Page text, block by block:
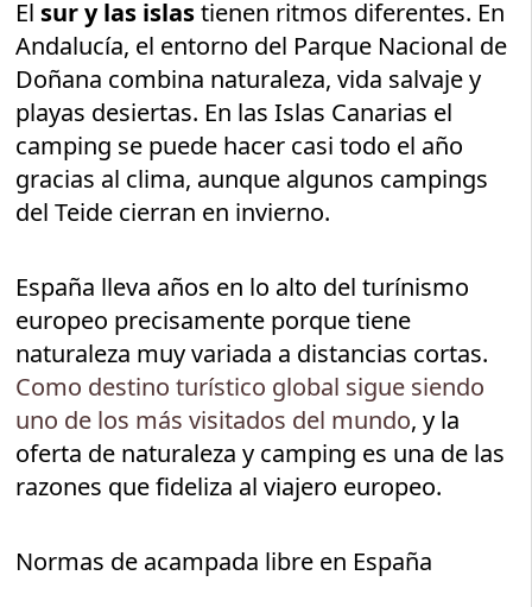
El sur y las islastienen ritmos diferentes. En
Andalucía, el entorno del Parque Nacional de
Doñana combina naturaleza, vida salvaje y
playas desiertas. En las Islas Canarias el
camping se puede hacer casi todo el año
gracias al clima, aunque algunos campings
del Teide cierran en invierno.
España lleva años en lo alto del turínismo
europeo precisamente porque tiene
naturaleza muy variada a distancias cortas.
Como destino turístico global sigue siendo
uno de los más visitados del mundo, y la
oferta de naturaleza y camping es una de las
razones que fideliza al viajero europeo.
Normas de acampada libre en España